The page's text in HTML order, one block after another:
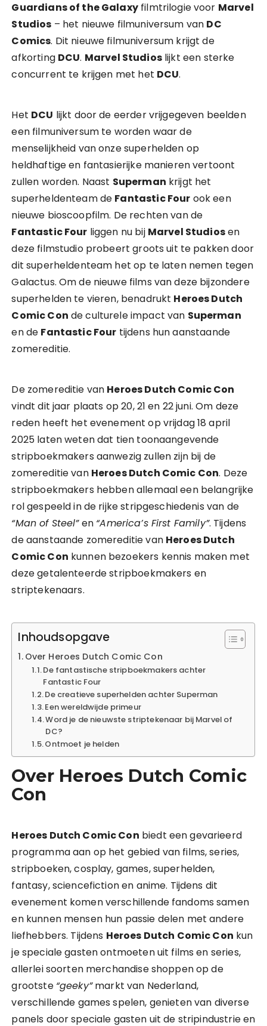
Guardians of the Galaxyfilmtrilogie voor Marvel
Studios – het nieuwe filmuniversum van DC
Comics. Dit nieuwe filmuniversum krijgt de
afkorting DCU. Marvel Studioslijkt een sterke
concurrent te krijgen met het DCU.
Het DCU lijkt door de eerder vrijgegeven beelden
een filmuniversum te worden waar de
menselijkheid van onze superhelden op
heldhaftige en fantasierijke manieren vertoont
zullen worden. Naast Superman krijgt het
superheldenteam de Fantastic Four ook een
nieuwe bioscoopfilm. De rechten van de
Fantastic Four liggen nu bij Marvel Studiosen
deze filmstudio probeert groots uit te pakken door
dit superheldenteam het op te laten nemen tegen
Galactus. Om de nieuwe films van deze bijzondere
superhelden te vieren, benadrukt Heroes Dutch
Comic Con de culturele impact van Superman
en de Fantastic Four tijdens hun aanstaande
zomereditie.
De zomereditie van Heroes Dutch Comic Con
vindt dit jaar plaats op 20, 21 en 22 juni. Om deze
reden heeft het evenement op vrijdag 18 april
2025 laten weten dat tien toonaangevende
stripboekmakers aanwezig zullen zijn bij de
zomereditie van Heroes Dutch Comic Con. Deze
stripboekmakers hebben allemaal een belangrijke
rol gespeeld in de rijke stripgeschiedenis van de
“Man of Steel”en “America’s First Family”. Tijdens
de aanstaande zomereditie van Heroes Dutch
Comic Con kunnen bezoekers kennis maken met
deze getalenteerde stripboekmakers en
striptekenaars.
Inhoudsopgave
Over Heroes Dutch Comic Con
De fantastische stripboekmakers achter
Fantastic Four
De creatieve superhelden achter Superman
Een wereldwijde primeur
Word je de nieuwste striptekenaar bij Marvel of
DC?
Ontmoet je helden
Over Heroes Dutch Comic
Con
Heroes Dutch Comic Con biedt een gevarieerd
programma aan op het gebied van films, series,
stripboeken, cosplay, games, superhelden,
fantasy, sciencefiction en anime. Tijdens dit
evenement komen verschillende fandoms samen
en kunnen mensen hun passie delen met andere
liefhebbers. Tijdens Heroes Dutch Comic Con kun
je speciale gasten ontmoeten uit films en series,
allerlei soorten merchandise shoppen op de
grootste “geeky”markt van Nederland,
verschillende games spelen, genieten van diverse
panels door speciale gasten uit de stripindustrie en